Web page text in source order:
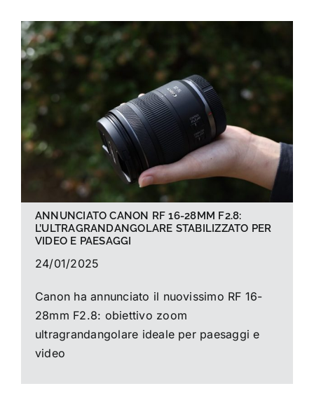
ANNUNCIATO CANON RF 16-28MM F2.8:
L’ULTRAGRANDANGOLARE STABILIZZATO PER
VIDEO E PAESAGGI
24/01/2025
Canon ha annunciato il nuovissimo RF 16-
28mm F2.8: obiettivo zoom
ultragrandangolare ideale per paesaggi e
video